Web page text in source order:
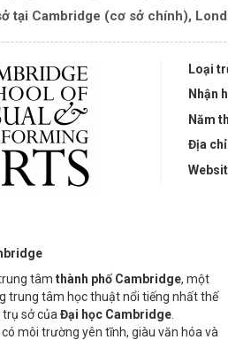
tại Cambridge (cơ sở chính),
Loại
Nhận
Năm
Địa
tâm thành phố Cambridge, một
trung tâm học thuật nổi tiếng nhất thế
sở của Đại học Cambridge
môi trường yên tĩnh, giàu văn hóa và